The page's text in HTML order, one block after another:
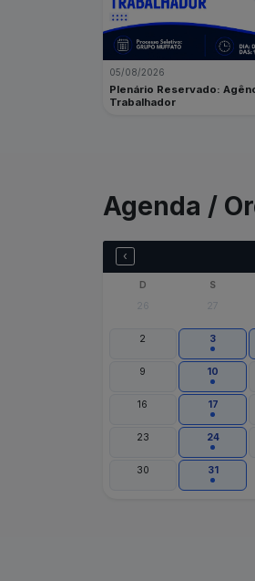
05/08/2026
Plenário Reservado:
Trabalhador
Agenda /
‹
D S
26 27
2 3
9 10
16 17
23 24
30 31